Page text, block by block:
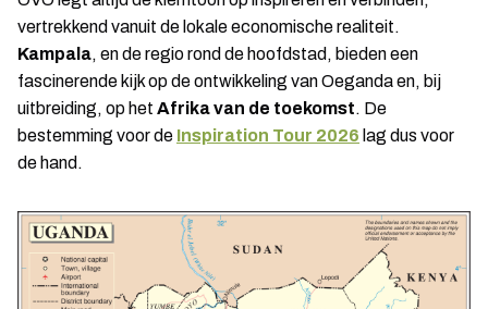
vertrekkend vanuit de lokale economische realiteit.
Kampala, en de regio rond de hoofdstad, bieden een
fascinerende kijk op de ontwikkeling van Oeganda en, bij
uitbreiding, op het Afrika van de toekomst. De
bestemming voor de Inspiration Tour 2026 lag dus voor
de hand.